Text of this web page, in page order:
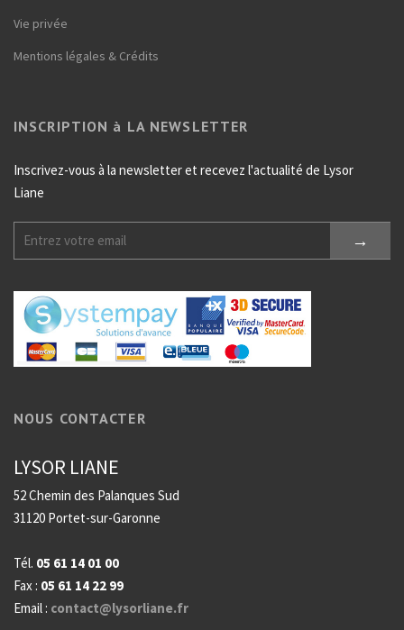
Vie privée
Mentions légales & Crédits
INSCRIPTION à LA NEWSLETTER
Inscrivez-vous à la newsletter et recevez l'actualité de Lysor
Liane
NOUS CONTACTER
LYSOR LIANE
52 Chemin des Palanques Sud
31120 Portet-sur-Garonne
Tél. 05 61 14 01 00
Fax : 05 61 14 22 99
Email : contact@lysorliane.fr